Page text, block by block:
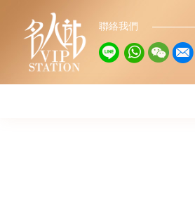
聯絡我們